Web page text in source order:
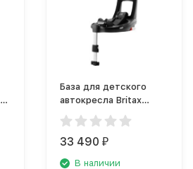
База для детского
автокресла Britax
Roemer Flex Base
Isense
33 490 ₽
В наличии